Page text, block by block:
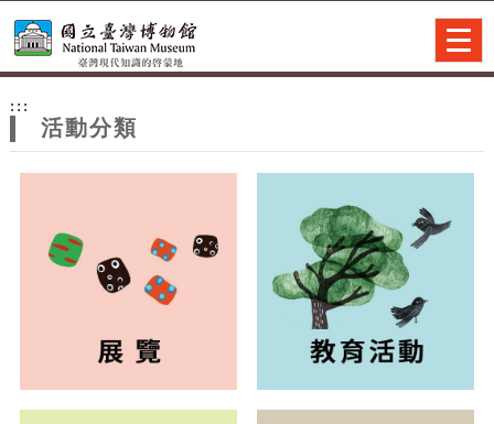
網
站
主
:::
活動分類